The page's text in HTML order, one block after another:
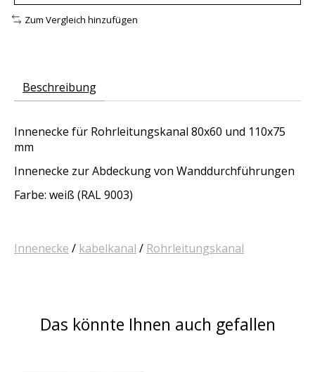
Zum Vergleich hinzufügen
Beschreibung
Innenecke für Rohrleitungskanal 80x60 und 110x75
mm
Innenecke zur Abdeckung von Wanddurchführungen
Farbe: weiß (RAL 9003)
Innenecke / kabelkanal / Rohrleitungskanal
Das könnte Ihnen auch gefallen